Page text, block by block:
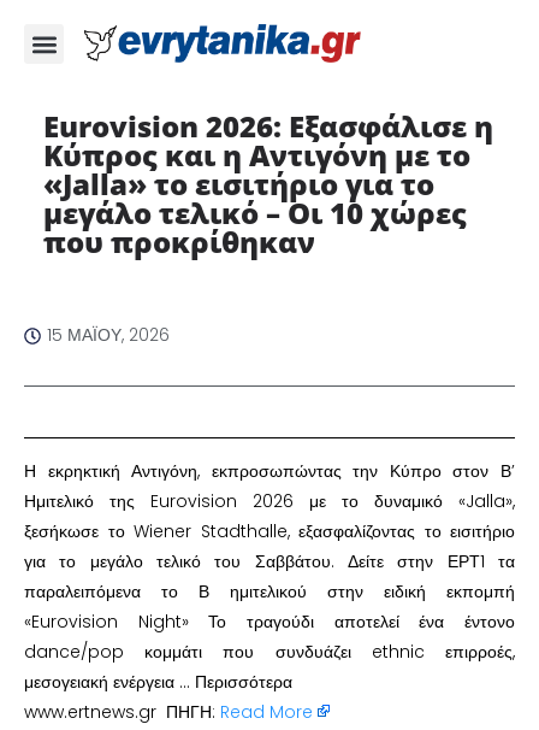
Eurovision 2026: Εξασφάλισε η
Κύπρος και η Αντιγόνη με το
«Jalla» το εισιτήριο για το
μεγάλο τελικό – Οι 10 χώρες
που προκρίθηκαν ​
15 ΜΑΪ́ΟΥ, 2026
​Η εκρηκτική Αντιγόνη, εκπροσωπώντας την Κύπρο στον Β’
Ημιτελικό της Eurovision 2026 με το δυναμικό «Jalla»,
ξεσήκωσε το Wiener Stadthalle, εξασφαλίζοντας το εισιτήριο
για το μεγάλο τελικό του Σαββάτου. Δείτε στην ΕΡΤ1 τα
παραλειπόμενα το Β ημιτελικού στην ειδική εκπομπή
«Eurovision Night» Το τραγούδι αποτελεί ένα έντονο
dance/pop κομμάτι που συνδυάζει ethnic επιρροές,
μεσογειακή ενέργεια … Περισσότερα
www.ertnews.gr ΠΗΓΗ: Read More